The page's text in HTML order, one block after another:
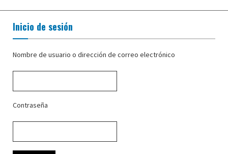
Inicio de sesión
Nombre de usuario o dirección de correo electrónico
Contraseña